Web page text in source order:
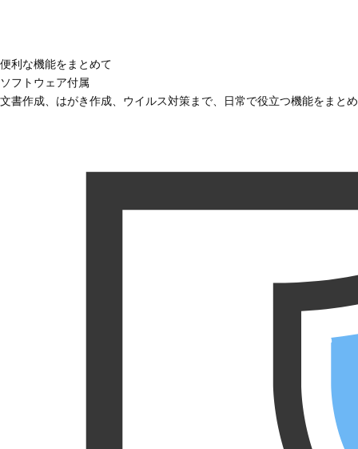
便利な機能をまとめて
ソフトウェア付属
文書作成、はがき作成、ウイルス対策まで、日常で役立つ機能をまと